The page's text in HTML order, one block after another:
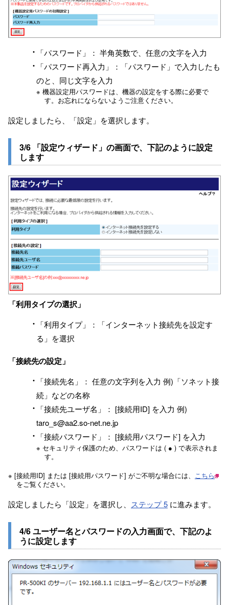
「パスワード」： 半角英数で、任意の文字を入力
「パスワード再入力」：「パスワード」で入力したも
のと、同じ文字を入力
※ 機器設定用パスワードは、機器の設定をする際に必要で
す。お忘れにならないようご注意ください。
設定しましたら、「設定」を選択します。
3/6 「設定ウィザード」の画面で、下記のように設定
します
「利用タイプの選択」
「利用タイプ」：「インターネット接続先を設定す
る」を選択
「接続先の設定」
「接続先名」： 任意の文字列を入力 例)「ソネット接
続」などの名称
「接続先ユーザ名」： [接続用ID] を入力 例)
taro_s@aa2.so-net.ne.jp
「接続パスワード」： [接続用パスワード] を入力
※ セキュリティ保護のため、パスワードは ( ● ) で表示されま
す。
※ [接続用ID] または [接続用パスワード] がご不明な場合には、
こちら
をご覧ください。
設定しましたら「設定」を選択し、 ステップ 5 に進みます。
4/6 ユーザー名とパスワードの入力画面で、下記のよ
うに設定します